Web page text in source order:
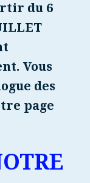
du 6
Vous
des
page